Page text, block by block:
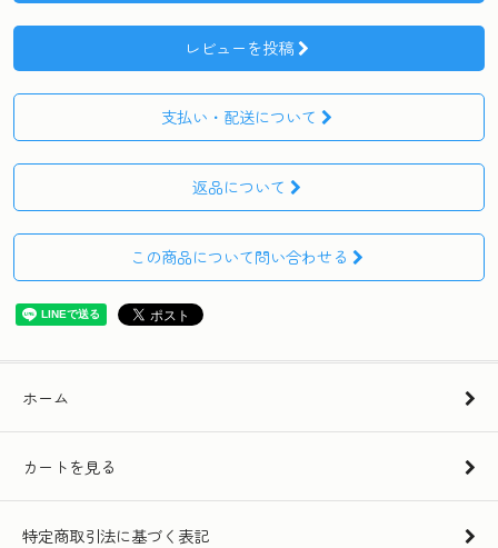
レビューを投稿
支払い・配送について
返品について
この商品について問い合わせる
ホーム
カートを見る
特定商取引法に基づく表記